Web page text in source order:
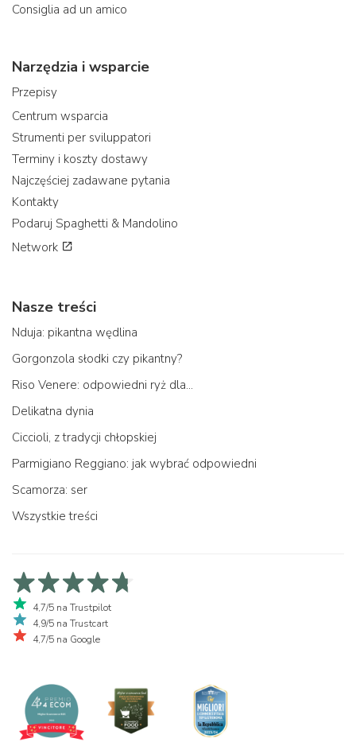
Consiglia ad un amico
Narzędzia i wsparcie
Przepisy
Centrum wsparcia
Strumenti per sviluppatori
Terminy i koszty dostawy
Najczęściej zadawane pytania
Kontakty
Podaruj Spaghetti & Mandolino
Network
Nasze treści
Nduja: pikantna wędlina
Gorgonzola słodki czy pikantny?
Riso Venere: odpowiedni ryż dla...
Delikatna dynia
Ciccioli, z tradycji chłopskiej
Parmigiano Reggiano: jak wybrać odpowiedni
Scamorza: ser
Wszystkie treści
4,7/5 na Trustpilot
4,9/5 na Trustcart
4,7/5 na Google